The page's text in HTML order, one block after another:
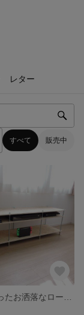
レター
すべて 販売中